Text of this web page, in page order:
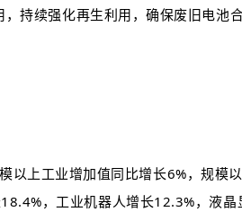
续强化再生利用，确保废旧电池
上工业增加值同比增长6%，规模
，工业机器人增长12.3%，液晶